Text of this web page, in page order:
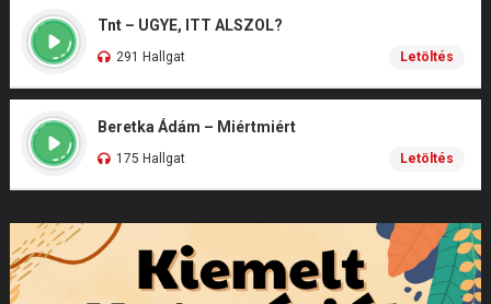
Tnt – UGYE, ITT ALSZOL?
291 Hallgat Letöltés
Beretka Ádám – Miértmiért
175 Hallgat Letöltés